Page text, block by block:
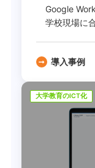
Google
学校現場に
導入事例
大学教育のICT化